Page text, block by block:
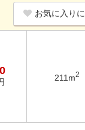
お気に入り
211m2